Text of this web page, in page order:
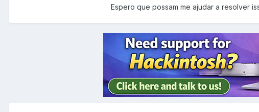
Espero que possam me ajudar a resolver